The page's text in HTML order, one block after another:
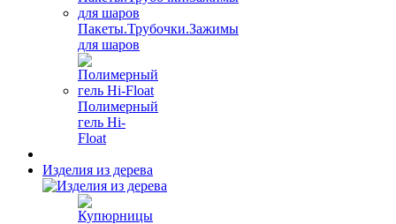
Пакеты.Трубочки.Зажимы
для шаров
Полимерный
гель Hi-
Float
Изделия из дерева